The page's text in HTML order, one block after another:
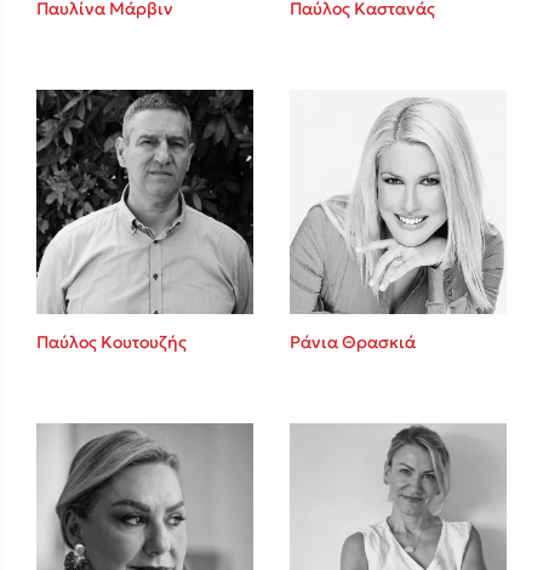
Sebastian Fitzek
Playlist
Το λεξικό της ζωής σου
Παυλίνα Μάρβιν Παύλος Καστανάς
Παύλος Κουτουζής Ράνια Θρασκιά